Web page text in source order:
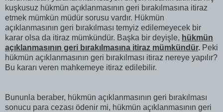
kuşkusuz hükmün açıklanmasının geri bırakılmasına itiraz
etmek mümkün müdür sorusu vardır. Hükmün
açıklanmasının geri bırakılması temyiz edilemeyecek bir
karar olsa da itiraz mümkündür. Başka bir deyişle, hükmün
açıklanmasının geri bırakılmasına itiraz mümkündür. Peki
hükmün açıklanmasının geri bırakılması itiraz nereye yapılır?
Bu kararı veren mahkemeye itiraz edilebilir.
Bununla beraber, hükmün açıklanmasının geri bırakılması
sonucu para cezası ödenir mi, hükmün açıklanmasının geri